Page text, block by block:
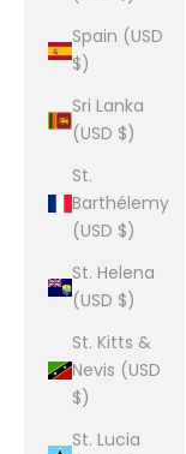
Spain (USD
$)
Sri Lanka
(USD $)
St.
Barthélemy
(USD $)
St. Helena
(USD $)
St. Kitts &
Nevis (USD
$)
St. Lucia